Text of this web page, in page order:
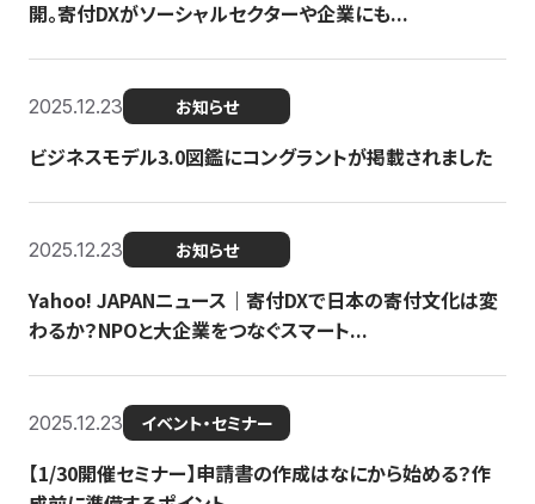
開。寄付DXがソーシャルセクターや企業にも...
2025.12.23 お知らせ
ビジネスモデル3.0図鑑にコングラントが掲載されました
2025.12.23 お知らせ
Yahoo! JAPANニュース｜寄付DXで日本の寄付文化は変
わるか？NPOと大企業をつなぐスマート...
2025.12.23 イベント・セミナー
【1/30開催セミナー】申請書の作成はなにから始める？作